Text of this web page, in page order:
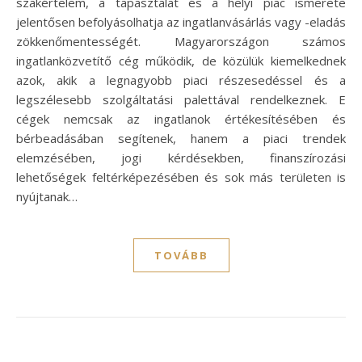
jelentősen befolyásolhatja az ingatlanvásárlás vagy -eladás
zökkenőmentességét. Magyarországon számos
ingatlanközvetítő cég működik, de közülük kiemelkednek
azok, akik a legnagyobb piaci részesedéssel és a
legszélesebb szolgáltatási palettával rendelkeznek. E
cégek nemcsak az ingatlanok értékesítésében és
bérbeadásában segítenek, hanem a piaci trendek
elemzésében, jogi kérdésekben, finanszírozási
lehetőségek feltérképezésében és sok más területen is
nyújtanak…
TOVÁBB